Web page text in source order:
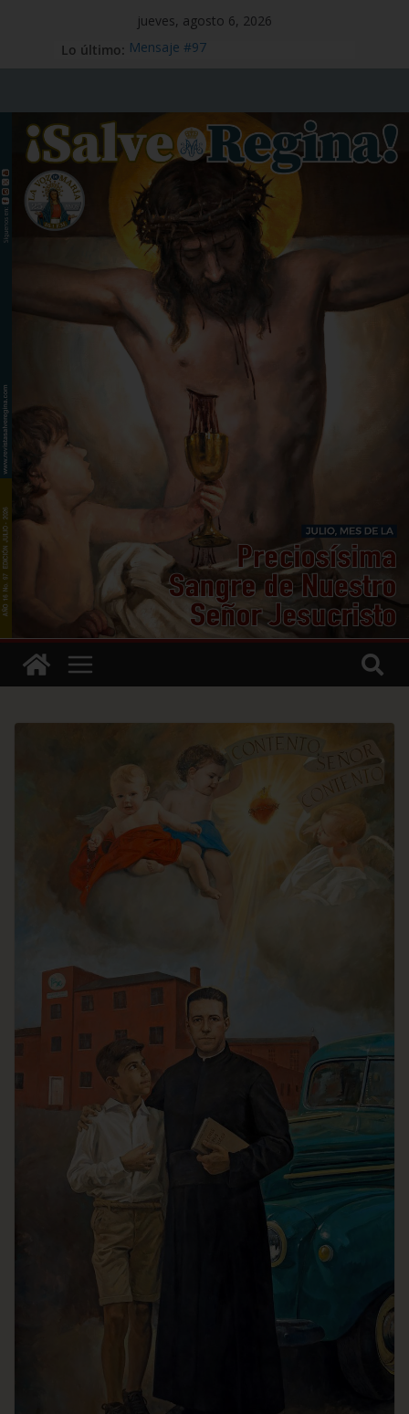
jueves, agosto 6, 2026
Lo último: Mensaje #97
Señor Jesucristo – Fiesta,1 de julio
Santo Tomás Apóstol – Memoria, 3
de julio
San Benito abad – Memoria,11 de
julio